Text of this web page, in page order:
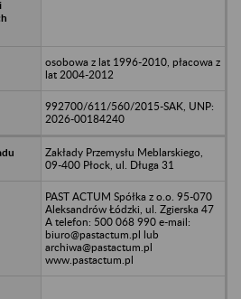
osobowa z lat 1996-2010, płacowa z
lat 2004-2012
992700/611/560/2015-SAK, UNP:
2026-00184240
Zakłady Przemysłu Meblarskiego,
09-400 Płock, ul. Długa 31
PAST ACTUM Spółka z o.o. 95-070
Aleksandrów Łódzki, ul. Zgierska 47
A telefon: 500 068 990 e-mail:
biuro@pastactum.pl lub
archiwa@pastactum.pl
www.pastactum.pl